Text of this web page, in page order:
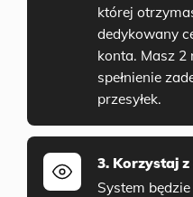
której
dedykowany
konta. Masz 2
spełnienie
przesyłek.
3. Korzystaj
System